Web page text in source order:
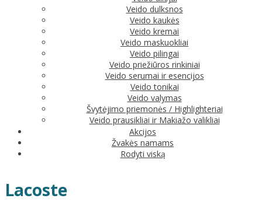
Veido dulksnos
Veido kaukės
Veido kremai
Veido maskuokliai
Veido pilingai
Veido priežiūros rinkiniai
Veido serumai ir esencijos
Veido tonikai
Veido valymas
Švytėjimo priemonės / Highlighteriai
Veido prausikliai ir Makiažo valikliai
Akcijos
Žvakės namams
Rodyti viską
Lacoste